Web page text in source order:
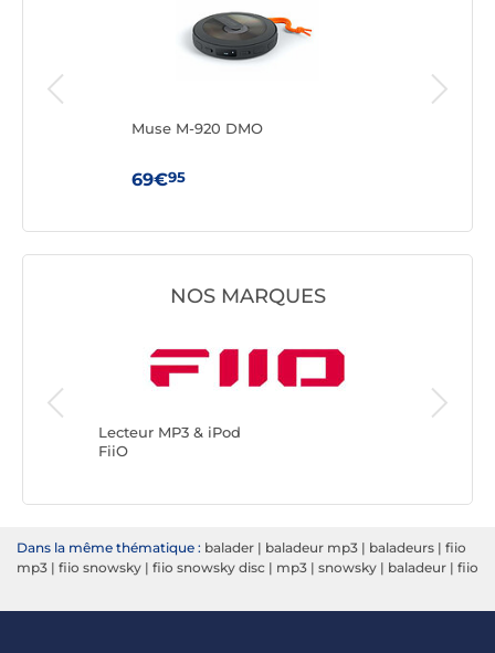
Muse M-920 DMO
69€95
NOS MARQUES
Lecteur MP3 & iPod
FiiO
Lecteur
Muse
Dans la même thématique : balader | baladeur mp3 | baladeurs | fiio
mp3 | fiio snowsky | fiio snowsky disc | mp3 | snowsky | baladeur | fiio